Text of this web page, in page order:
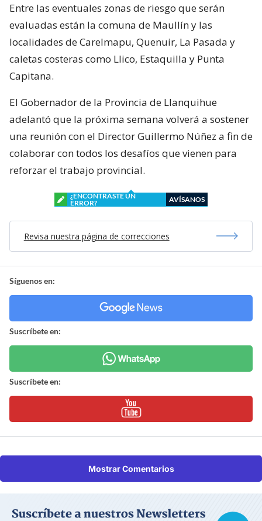
Entre las eventuales zonas de riesgo que serán
evaluadas están la comuna de Maullín y las
localidades de Carelmapu, Quenuir, La Pasada y
caletas costeras como Llico, Estaquilla y Punta
Capitana.
El Gobernador de la Provincia de Llanquihue
adelantó que la próxima semana volverá a sostener
una reunión con el Director Guillermo Núñez a fin de
colaborar con todos los desafíos que vienen para
reforzar el trabajo provincial.
¿ENCONTRASTE UN
ERROR?
AVÍSANOS
Revisa nuestra página de correcciones
Síguenos en:
Suscríbete en:
Suscríbete en:
Mostrar Comentarios